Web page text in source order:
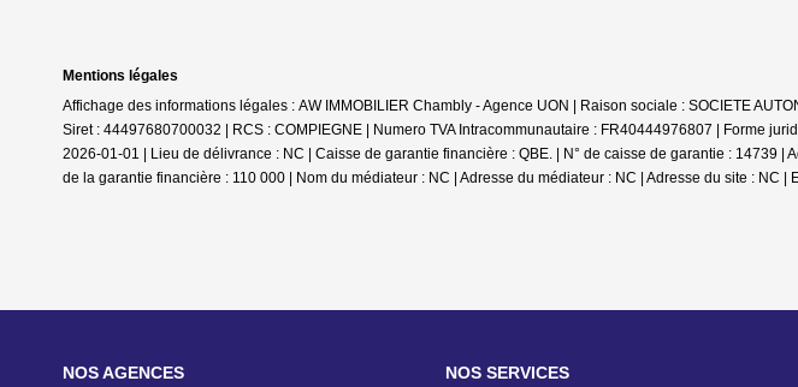
Mentions légales
Affichage des informations légales : AW IMMOBILIER Chambly - Agence UON | Raison sociale : SOCIETE
Siret : 44497680700032 | RCS : COMPIEGNE | Numero TVA Intracommunautaire : FR40444976807 | Forme
2026-01-01 | Lieu de délivrance : NC | Caisse de garantie financière : QBE. | N° de caisse de garantie : 14739
de la garantie financière : 110 000 | Nom du médiateur : NC | Adresse du médiateur : NC | Adresse du site : NC |
NOS AGENCES NOS SERVICES